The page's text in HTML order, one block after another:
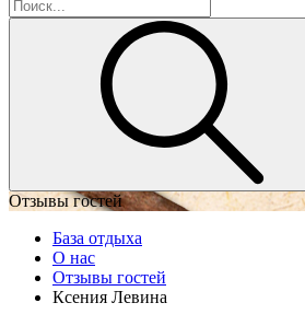
Отзывы гостей
База отдыха
О нас
Отзывы гостей
Ксения Левина